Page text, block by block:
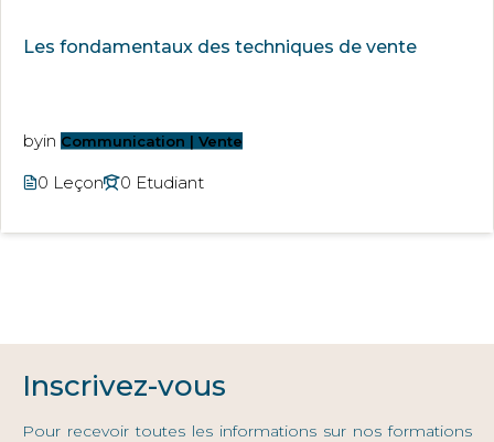
Les fondamentaux des techniques de vente
byin Communication | Vente
0 Leçon 0 Etudiant
Inscrivez-vous
Pour recevoir toutes les informations sur nos formations